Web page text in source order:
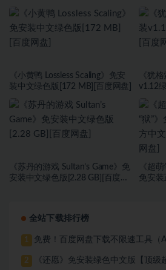
《小黄鸭 Lossless Scaling》免安
装中文绿色版[172 MB][百度网盘]
《犹
v1.12
《苏丹的游戏 Sultan’s Game》免
安装中文绿色版[2.28 GB][百度网
《超
免安装
全站下载排行榜
1 免费！百度网盘下载不限速工具（
2
《还愿》免安装绿色中文版【顶级